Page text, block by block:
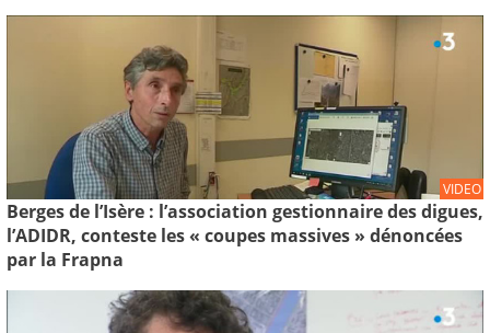
VIDEO
Berges de l’Isère : l’association gestionnaire des digues,
l’ADIDR, conteste les « coupes massives » dénoncées
par la Frapna